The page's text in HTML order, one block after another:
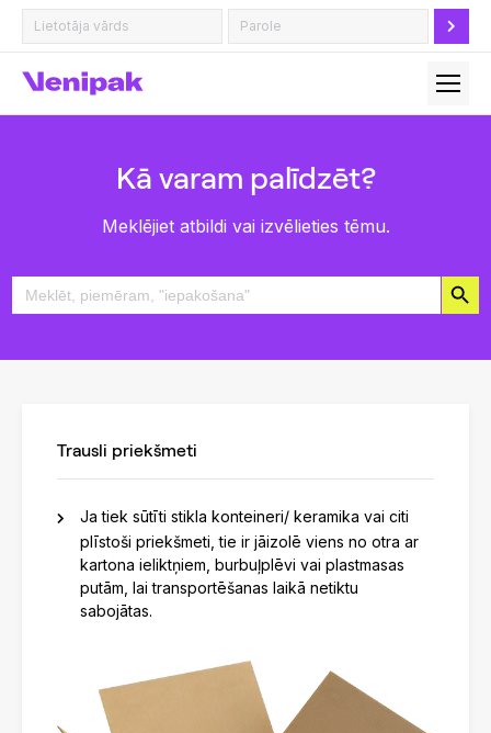
Kā varam palīdzēt?
Meklējiet atbildi vai izvēlieties tēmu.
Search
for:
Search Button
Trausli priekšmeti
Ja tiek sūtīti stikla konteineri/ keramika vai citi
plīstoši priekšmeti, tie ir jāizolē viens no otra ar
kartona ieliktņiem, burbuļplēvi vai plastmasas
putām, lai transportēšanas laikā netiktu
sabojātas.